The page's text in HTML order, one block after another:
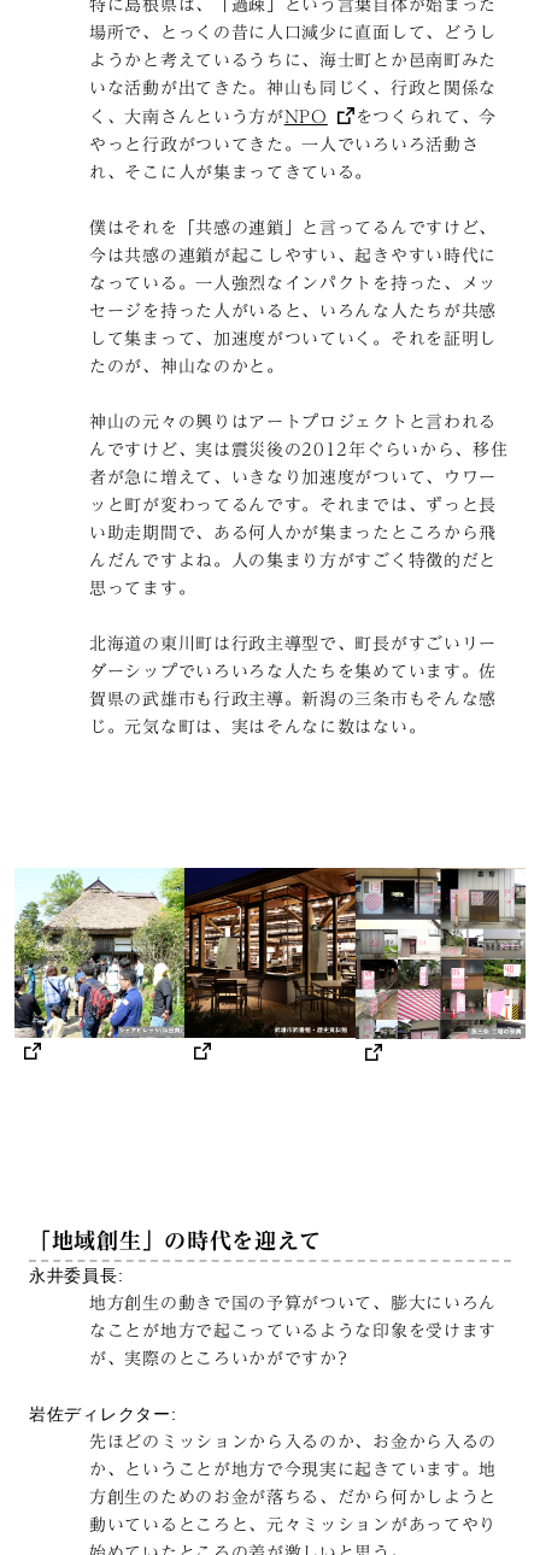
特に島根県は、「過疎」という言葉自体が始まった
場所で、とっくの昔に人口減少に直面して、どうし
ようかと考えているうちに、海士町とか邑南町みた
いな活動が出てきた。神山も同じく、行政と関係な
く、大南さんという方が NPO
をつくられて、今
やっと行政がついてきた。一人でいろいろ活動さ
れ、そこに人が集まってきている。
僕はそれを「共感の連鎖」と言ってるんですけど、
今は共感の連鎖が起こしやすい、起きやすい時代に
なっている。一人強烈なインパクトを持った、メッ
セージを持った人がいると、いろんな人たちが共感
して集まって、加速度がついていく。それを証明し
たのが、神山なのかと。
神山の元々の興りはアートプロジェクトと言われる
んですけど、実は震災後の2012年ぐらいから、移住
者が急に増えて、いきなり加速度がついて、ウワー
ッと町が変わってるんです。それまでは、ずっと長
い助走期間で、ある何人かが集まったところから飛
んだんですよね。人の集まり方がすごく特徴的だと
思ってます。
北海道の東川町は行政主導型で、町長がすごいリー
ダーシップでいろいろな人たちを集めています。佐
賀県の武雄市も行政主導。新潟の三条市もそんな感
じ。元気な町は、実はそんなに数はない。
「地域創生」の時代を迎えて
永井委員長:
地方創生の動きで国の予算がついて、膨大にいろん
なことが地方で起こっているような印象を受けます
が、実際のところいかがですか?
岩佐ディレクター:
先ほどのミッションから入るのか、お金から入るの
か、ということが地方で今現実に起きています。地
方創生のためのお金が落ちる、だから何かしようと
動いているところと、元々ミッションがあってやり